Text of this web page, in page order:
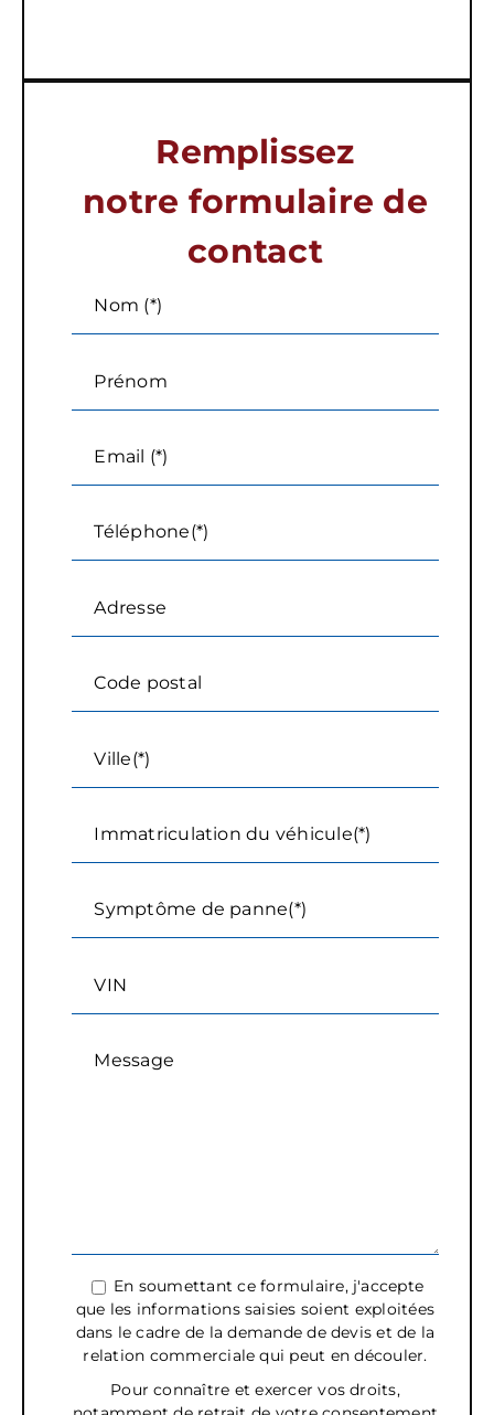
Remplissez
notre formulaire de
contact
Nom (*)
Prénom
Email (*)
Téléphone(*)
Adresse
Code postal
Ville(*)
Immatriculation du véhicule(*)
Symptôme de panne(*)
VIN
Message
En soumettant ce formulaire, j'accepte
que les informations saisies soient exploitées
dans le cadre de la demande de devis et de la
relation commerciale qui peut en découler.
Pour connaître et exercer vos droits,